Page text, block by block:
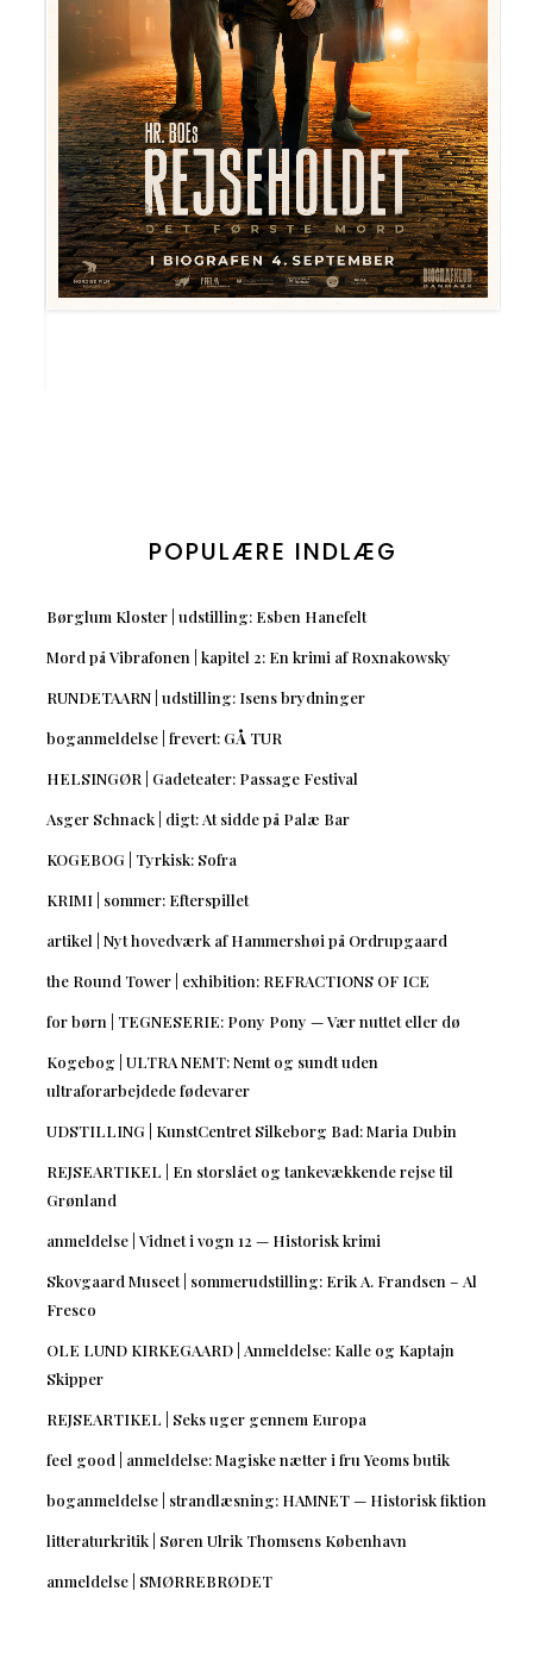
POPULÆRE INDLÆG
Børglum Kloster | udstilling: Esben Hanefelt
Mord på Vibrafonen | kapitel 2: En krimi af Roxnakowsky
RUNDETAARN | udstilling: Isens brydninger
boganmeldelse | frevert: GÅ TUR
HELSINGØR | Gadeteater: Passage Festival
Asger Schnack | digt: At sidde på Palæ Bar
KOGEBOG | Tyrkisk: Sofra
KRIMI | sommer: Efterspillet
artikel | Nyt hovedværk af Hammershøi på Ordrupgaard
the Round Tower | exhibition: REFRACTIONS OF ICE
for børn | TEGNESERIE: Pony Pony — Vær nuttet eller dø
Kogebog | ULTRA NEMT: Nemt og sundt uden
ultraforarbejdede fødevarer
UDSTILLING | KunstCentret Silkeborg Bad: Maria Dubin
REJSEARTIKEL | En storslået og tankevækkende rejse til
Grønland
anmeldelse | Vidnet i vogn 12 — Historisk krimi
Skovgaard Museet | sommerudstilling: Erik A. Frandsen – Al
Fresco
OLE LUND KIRKEGAARD | Anmeldelse: Kalle og Kaptajn
Skipper
REJSEARTIKEL | Seks uger gennem Europa
feel good | anmeldelse: Magiske nætter i fru Yeoms butik
boganmeldelse | strandlæsning: HAMNET — Historisk fiktion
litteraturkritik | Søren Ulrik Thomsens København
anmeldelse | SMØRREBRØDET